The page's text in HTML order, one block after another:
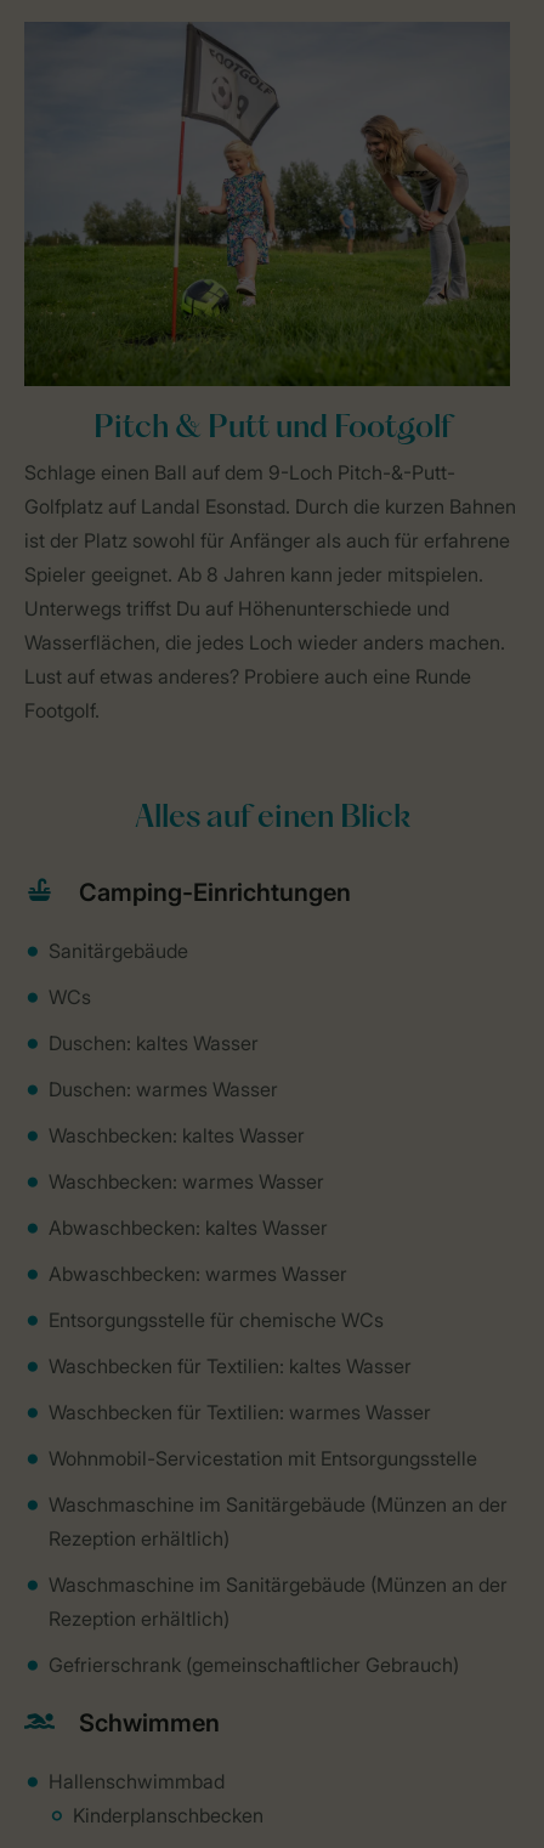
Pitch & Putt und Footgolf
Schlage einen Ball auf dem 9-Loch Pitch-&-Putt-
Golfplatz auf Landal Esonstad. Durch die kurzen Bahnen
ist der Platz sowohl für Anfänger als auch für erfahrene
Spieler geeignet. Ab 8 Jahren kann jeder mitspielen.
Unterwegs triffst Du auf Höhenunterschiede und
Wasserflächen, die jedes Loch wieder anders machen.
Lust auf etwas anderes? Probiere auch eine Runde
Footgolf.
Alles auf einen Blick
Camping-Einrichtungen
Sanitärgebäude
WCs
Duschen: kaltes Wasser
Duschen: warmes Wasser
Waschbecken: kaltes Wasser
Waschbecken: warmes Wasser
Abwaschbecken: kaltes Wasser
Abwaschbecken: warmes Wasser
Entsorgungsstelle für chemische WCs
Waschbecken für Textilien: kaltes Wasser
Waschbecken für Textilien: warmes Wasser
Wohnmobil-Servicestation mit Entsorgungsstelle
Waschmaschine im Sanitärgebäude (Münzen an der
Rezeption erhältlich)
Waschmaschine im Sanitärgebäude (Münzen an der
Rezeption erhältlich)
Gefrierschrank (gemeinschaftlicher Gebrauch)
Schwimmen
Hallenschwimmbad
Kinderplanschbecken